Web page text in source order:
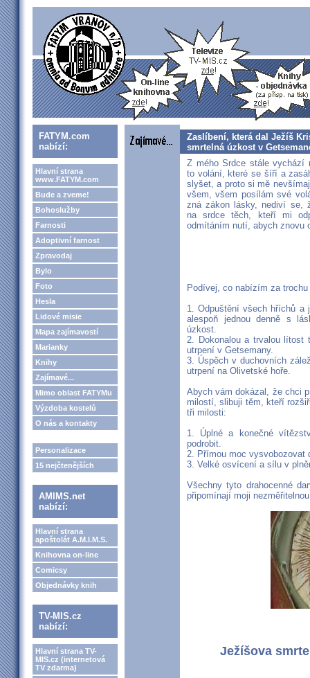
FATYM.com
nabízí:
Hlavní strana
www.FATYM.com
Bude a zveme!
Bohoslužby
Farnosti
Adoptivní farnost
Zpravodaj
Bylo
Foto
Hesla
Lidové misie
Mapa zajímavostí
Marianky
Knihy
Zajímavé...
Mimo oblast FATYMu
Výzdoba kostelů
O nás a kontakty
Personalizace
15 nejčtenějších
AMIMS.net
nabízí:
Hlavní strana
apoštolát A.M.I.M.S.
Knihovna on-line
Comicsy
Objednávky knih
TV-MIS.cz
nabízí:
Hlavní strana TV-
MIS.cz (internetová
TV zdarma)
Zaslíbení, která dal Ježíš
smrtelná úzkost v
Z mého Srdce stále vychází
to volání, které se šíří a
slyšet, a proto si mě
všem, všem posílám své
zná zákon lásky, nediví se,
na srdce těch, kteří mi
odmítáním nutí, abych znovu
Podívej, co nabízím za
1. Odpuštění všech hříchů
alespoň jednou denně s
úzkost.
2. Dokonalou a trvalou
utrpení v Getsemany.
3. Úspěch v duchovních
utrpení na Olivetské hoře.
Abych vám dokázal, že chci
milostí, slibuji těm, kteří
tři milosti:
1. Úplné a konečné
podrobit.
2. Přímou moc vysvobozovat
3. Velké osvícení a sílu v
Všechny tyto drahocenné
připomínají moji
Ježíšova